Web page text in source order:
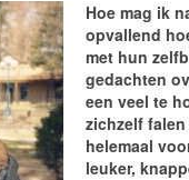
Hoe mag ik
opvallend
met hun
gedachten
een veel te
zichzelf
helemaal
leuker,